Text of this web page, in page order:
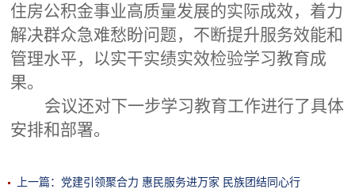
住房公积金事业高质量发展的实际成效，着力
解决群众急难愁盼问题，不断提升服务效能和
管理水平，以实干实绩实效检验学习教育成
果。
会议还对下一步学习教育工作进行了具体
安排和部署。
上一篇：党建引领聚合力 惠民服务进万家 民族团结同心行